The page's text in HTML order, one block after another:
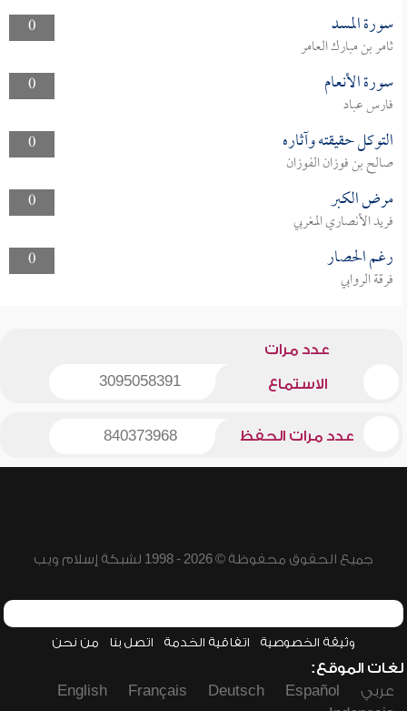
0 سورة المسد
ثامر بن مبارك العامر
0
سورة الأنعام
فارس عباد
0
التوكل حقيقته وآثاره
صالح بن فوزان الفوزان
0
مرض الكبر
فريد الأنصاري المغربي
0
رغم الحصار
فرقة الروابي
عدد مرات
الاستماع 3095058391
عدد مرات الحفظ 840373968
جميع الحقوق محفوظة © 2026 - 1998 لشبكة إسلام ويب
وثيقة الخصوصية اتفاقية الخدمة اتصل بنا من نحن
لغات الموقع:
عربي
Español
Deutsch
Français
English